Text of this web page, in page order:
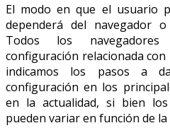
El modo en que el usuario
dependerá del navegador
Todos los
configuración relacionada
indicamos los pasos a
configuración en los
en la actualidad, si bien
pueden variar en función de